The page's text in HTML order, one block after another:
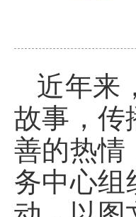
近年来
故事，传
善的热情
务中心组